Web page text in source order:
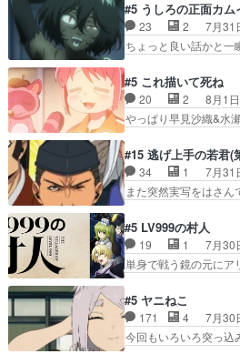
け？と思ったら歌唱
＿!!­­--­­--­… それだけで
が仕…
の鬼夜叉と田楽の増
は良くとも、先鋭的
石也と共に観世座を
れ、三条坊門御所で
子舞勝負。鬼夜叉は
い。新しい獅子舞に
primevideoで視聴し
#5 うしろの正面カム
23 2
7月31
ちょっと良い話かと
も1日お疲れ様でし
われたお市ちゃんの
させていただきまし
リーみたいな始まり
し良い話化け猫は油
のみで15分。金持ち
で祓えることは何と
#5 これ描いて死ね
20 2
8月1日
やっぱり早見沙織&
人物が増えてわいわ
ティアで２０冊刷り
のママ向けの漫画
「想い」をこめよう
てコミティアってい
のしおりを徹夜で作
んな漫画描かれたら
#15 逃げ上手の若君(
34 1
7月31
また突然実写をはさ
歳まで童貞だと魔法
の諏訪の三大将もま
全にブレーンだよね
を我慢して強くなれ
ていただきました！
宣言、合田一人に通
見るおっさんキャラ
#5 LV999の村人
19 1
7月30
単身で戦う鏡の元に
なががんばってくれ
界が999である村人
ルシーンなのに会話
より強かったか笑統
#5 ヤニねこ
171 4
7月30
今回もいろいろ突っ